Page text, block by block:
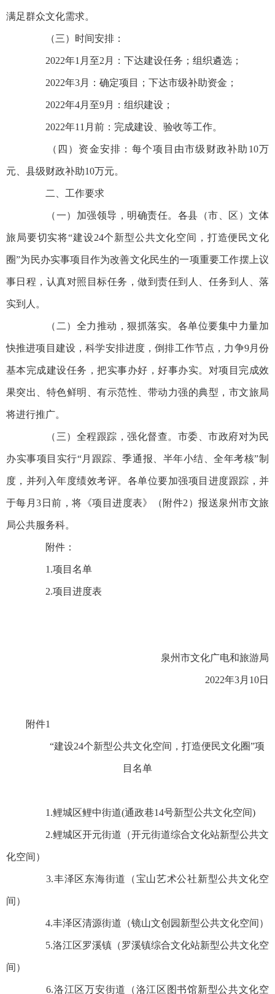
满足群众文化需求。
（三）时间安排：
2022年1月至2月：下达建设任务；组织遴选；
2022年3月：确定项目；下达市级补助资金；
2022年4月至9月：组织建设；
2022年11月前：完成建设、验收等工作。
（四）资金安排：每个项目由市级财政补助10万
元、县级财政补助10万元。
二、工作要求
（一）加强领导，明确责任。各县（市、区）文体
旅局要切实将“建设24个新型公共文化空间，打造便民文化
圈”为民办实事项目作为改善文化民生的一项重要工作摆上议
事日程，认真对照目标任务，做到责任到人、任务到人、落
实到人。
（二）全力推动，狠抓落实。各单位要集中力量加
快推进项目建设，科学安排进度，倒排工作节点，力争9月份
基本完成建设任务，把实事办好，好事办实。对项目完成效
果突出、特色鲜明、有示范性、带动力强的典型，市文旅局
将进行推广。
（三）全程跟踪，强化督查。市委、市政府对为民
办实事项目实行“月跟踪、季通报、半年小结、全年考核”制
度，并列入年度绩效考评。各单位要加强项目进度跟踪，并
于每月3日前，将《项目进度表》（附件2）报送泉州市文旅
局公共服务科。
附件：
1.项目名单
2.项目进度表
泉州市文化广电和旅游局
2022年3月10日
附件1
“建设24个新型公共文化空间，打造便民文化圈”项
目名单
1.鲤城区鲤中街道(通政巷14号新型公共文化空间)
2.鲤城区开元街道（开元街道综合文化站新型公共文
化空间）
3.丰泽区东海街道（宝山艺术公社新型公共文化空
间）
4.丰泽区清源街道（镜山文创园新型公共文化空间）
5.洛江区罗溪镇（罗溪镇综合文化站新型公共文化空
间）
6.洛江区万安街道（洛江区图书馆新型公共文化空